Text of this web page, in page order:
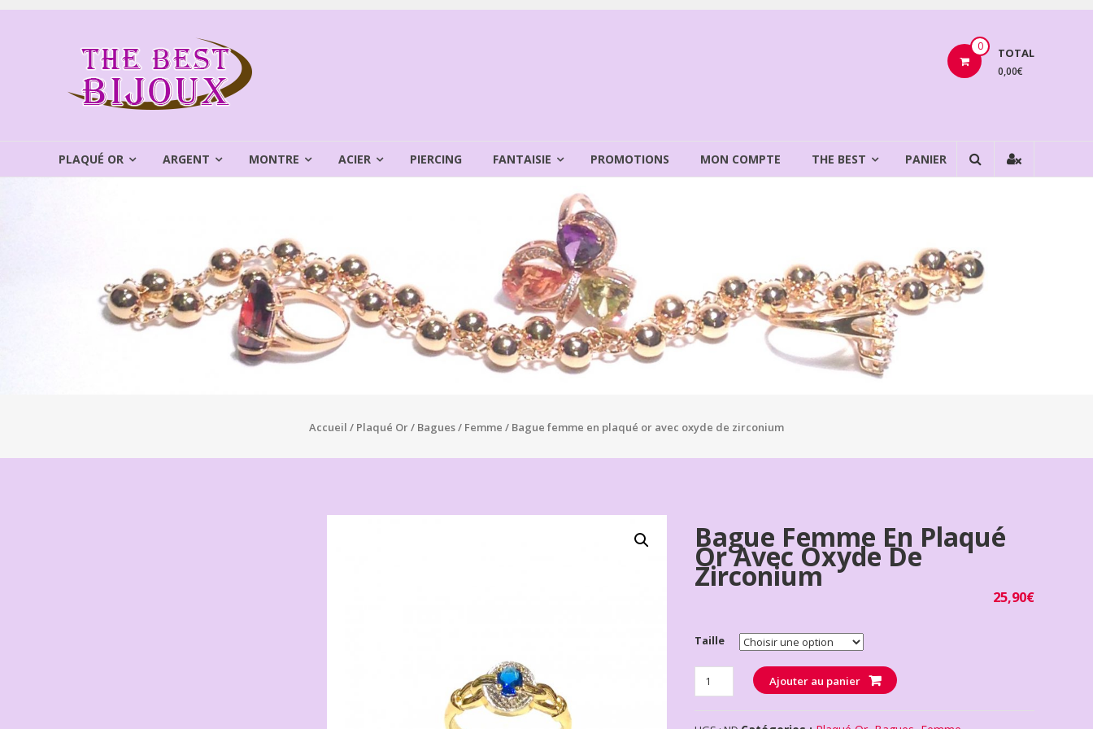
Aller
THEBEST
BIJOUX
VENTE
0 TOTAL
0,00€
PLAQUÉ OR ARGENT MONTRE ACIER PIERCING FANTAISIE PROMOTIONS MON COMPTE THE BEST PANIER
Accueil / Plaqué Or/ Bagues/ Femme / Bague femme en plaqué or avec oxyde de zirconium
Bague Femme En Plaqué
Or Avec Oxyde De
Zirconium
25,90€
Taille
Quantité Ajouter au panier